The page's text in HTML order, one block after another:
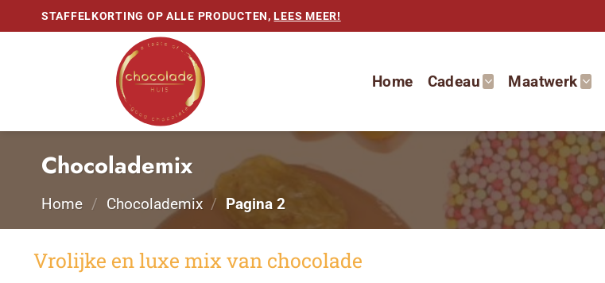
naar
STAFFELKORTING OP ALLE PRODUCTEN, LEES MEER!
Home Cadeau Maatwerk
Chocolademix
Home / Chocolademix / Pagina 2
Vrolijke en luxe mix van chocolade